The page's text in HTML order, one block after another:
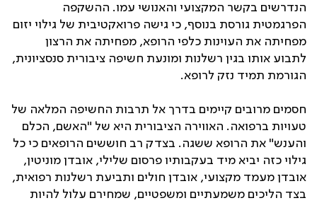
הנדרשים בקשר המקצועי והאנושי עמו. ההשקפה
הפרגמטית גורסת בנוסף, כי גישה פרואקטיבית של גילוי יזום
מפחיתה את העוינות כלפי הרופא, מפחיתה את הרצון
לתבוע אותו בגין רשלנות ומונעת חשיפה ציבורית סנסציונית,
הגורמת תמיד נזק לרופא.
חסמים מרובים קיימים בדרך אל תרבות החשיפה המלאה של
טעויות ברפואה. האווירה הציבורית היא של "האשם, הכלם
והענש" את הרופא ששגה. בצדק רב חוששים הרופאים כי כל
גילוי כזה יביא מיד בעקבותיו פרסום שלילי, אובדן מוניטין,
אובדן מעמד מקצועי, אובדן חולים ותביעת רשלנות רפואית,
בצד הליכים משמעתיים ומשפטיים, שמחירם עלול להיות